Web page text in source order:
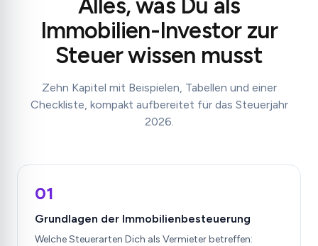
10-Jahres-Frist beim Verkauf
Dein Leitfaden für die Steuererklärung
Alles, was Du als
Immobilien-Investor zur
Steuer wissen musst
Zehn Kapitel mit Beispielen, Tabellen und einer
Checkliste, kompakt aufbereitet für das Steuerjahr
2026.
01
Grundlagen der Immobilienbesteuerung
Welche Steuerarten Dich als Vermieter betreffen: